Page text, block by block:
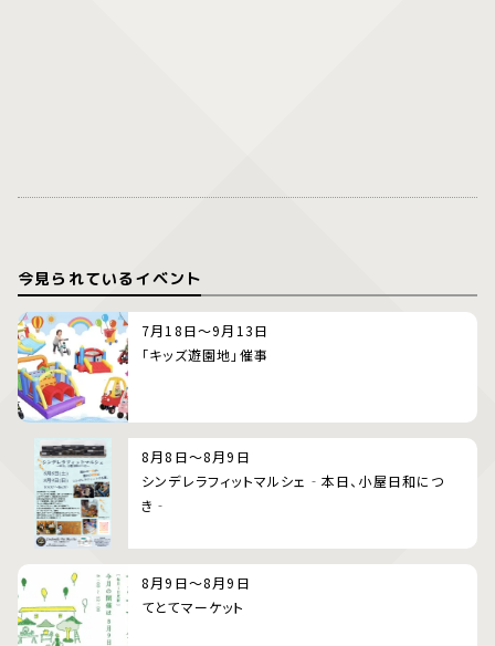
今見られているイベント
7月18日～9月13日
「キッズ遊園地」催事
8月8日～8月9日
シンデレラフィットマルシェ‐本日、小屋日和につ
き‐
8月9日～8月9日
てとてマーケット